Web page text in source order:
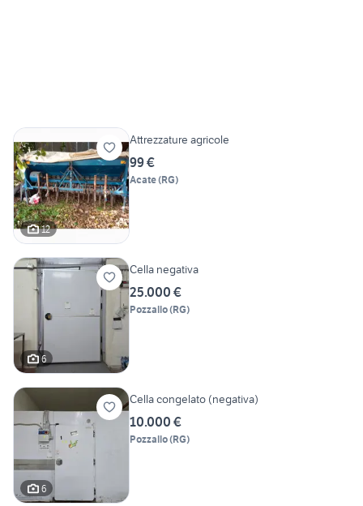
12
Attrezzature agricole
99 €
Acate(RG)
6
Cella negativa
25.000 €
Pozzallo(RG)
6
Cella congelato (negativa)
10.000 €
Pozzallo(RG)